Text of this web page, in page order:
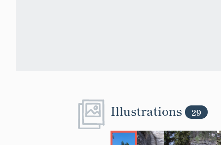
Illustrations 29